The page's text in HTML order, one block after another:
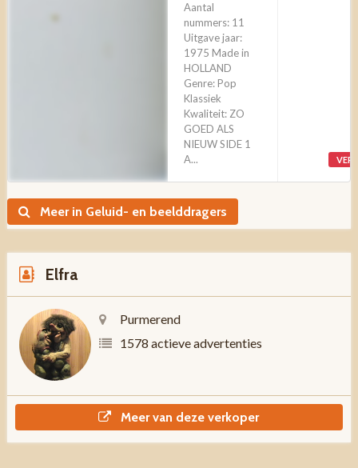
Aantal
nummers: 11
Uitgave jaar:
1975 Made in
HOLLAND
Genre: Pop
Klassiek
Kwaliteit: ZO
GOED ALS
NIEUW SIDE 1
A...
Meer in Geluid- en beelddragers
Elfra
Purmerend
1578 actieve advertenties
Meer van deze verkoper